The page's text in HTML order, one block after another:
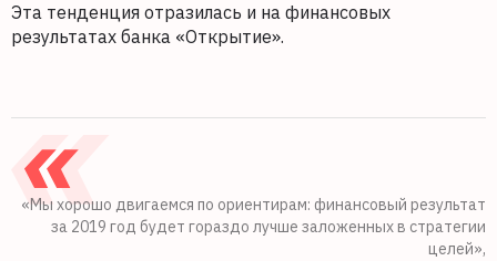
Эта тенденция отразилась и на финансовых
результатах банка «Открытие».
«Мы хорошо двигаемся по ориентирам: финансовый результат
за 2019 год будет гораздо лучше заложенных в стратегии
целей»,